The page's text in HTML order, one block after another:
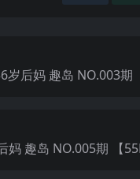
岁后妈 趣岛 NO.003期
妈 趣岛 NO.005期 【